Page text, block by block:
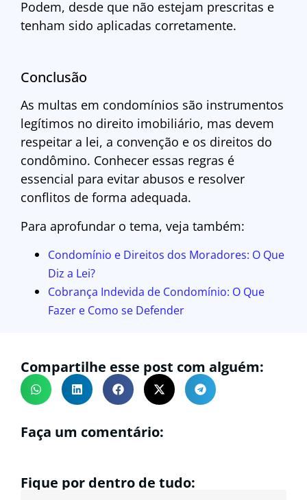
Podem, desde que não estejam prescritas e
tenham sido aplicadas corretamente.
Conclusão
As multas em condomínios são instrumentos
legítimos no direito imobiliário, mas devem
respeitar a lei, a convenção e os direitos do
condômino. Conhecer essas regras é
essencial para evitar abusos e resolver
conflitos de forma adequada.
Para aprofundar o tema, veja também:
Condomínio e Direitos dos Moradores: O Que
Diz a Lei?
Cobrança Indevida de Condomínio: O Que
Fazer e Como se Defender
Compartilhe esse post com alguém:
Faça um comentário:
Fique por dentro de tudo: